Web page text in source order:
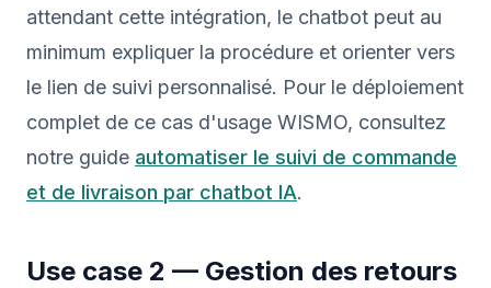
attendant cette intégration, le chatbot peut au
minimum expliquer la procédure et orienter vers
le lien de suivi personnalisé. Pour le déploiement
complet de ce cas d'usage WISMO, consultez
notre guide automatiser le suivi de commande
et de livraison par chatbot IA.
Use case 2 — Gestion des retours